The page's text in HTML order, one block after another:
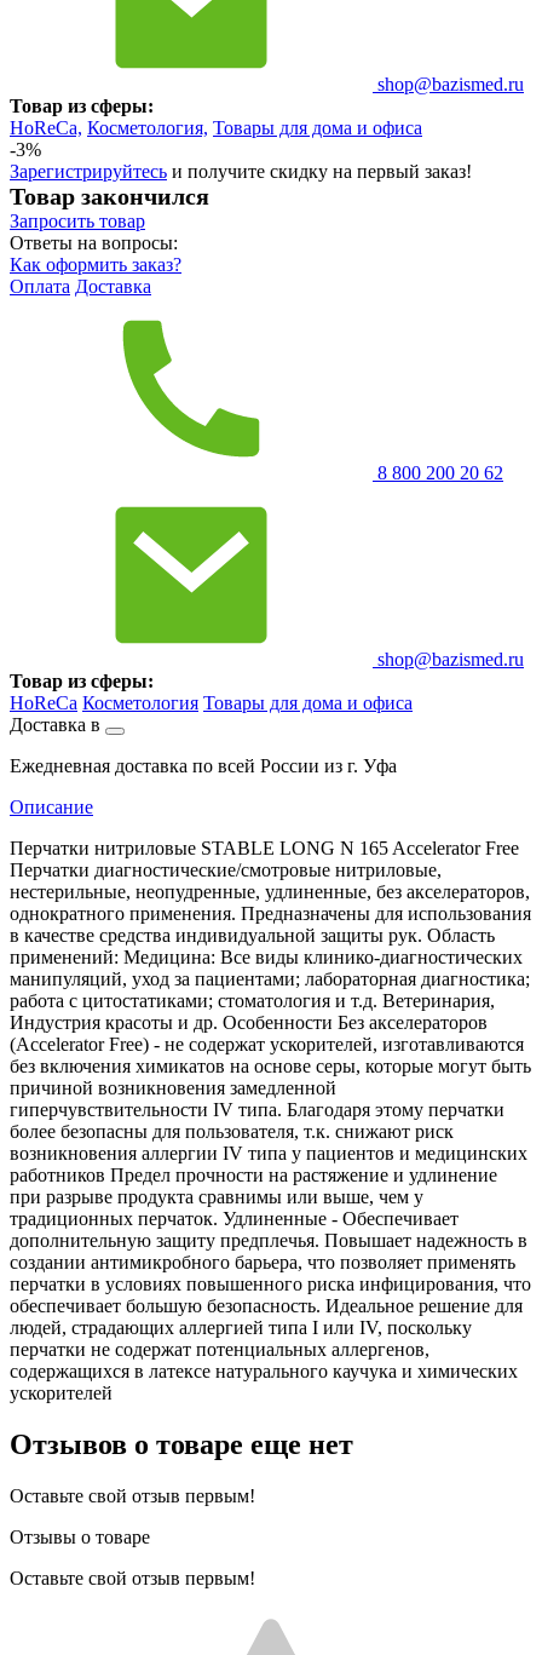
shop@bazismed.ru
Товар из сферы:
HoReCa, Косметология, Товары для дома и офиса
-3%
Зарегистрируйтесь и получите скидку на первый заказ!
Товар закончился
Запросить товар
Ответы на вопросы:
Как оформить заказ?
Оплата Доставка
8 800 200 20 62
shop@bazismed.ru
Товар из сферы:
HoReCa Косметология Товары для дома и офиса
Доставка в
Ежедневная доставка по всей России из г. Уфа
Описание
Перчатки нитриловые STABLE LONG N 165 Accelerator Free
Перчатки диагностические/смотровые нитриловые,
нестерильные, неопудренные, удлиненные, без акселераторов,
однократного применения. Предназначены для использования
в качестве средства индивидуальной защиты рук. Область
применений: Медицина: Все виды клинико-диагностических
манипуляций, уход за пациентами; лабораторная диагностика;
работа с цитостатиками; стоматология и т.д. Ветеринария,
Индустрия красоты и др. Особенности Без акселераторов
(Accelerator Free) - не содержат ускорителей, изготавливаются
без включения химикатов на основе серы, которые могут быть
причиной возникновения замедленной
гиперчувствительности IV типа. Благодаря этому перчатки
более безопасны для пользователя, т.к. снижают риск
возникновения аллергии IV типа у пациентов и медицинских
работников Предел прочности на растяжение и удлинение
при разрыве продукта сравнимы или выше, чем у
традиционных перчаток. Удлиненные - Обеспечивает
дополнительную защиту предплечья. Повышает надежность в
создании антимикробного барьера, что позволяет применять
перчатки в условиях повышенного риска инфицирования, что
обеспечивает большую безопасность. Идеальное решение для
людей, страдающих аллергией типа I или IV, поскольку
перчатки не содержат потенциальных аллергенов,
содержащихся в латексе натурального каучука и химических
ускорителей
Отзывов о товаре еще нет
Оставьте свой отзыв первым!
Отзывы о товаре
Оставьте свой отзыв первым!